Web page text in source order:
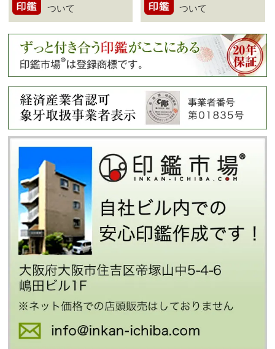
ついて
ついて